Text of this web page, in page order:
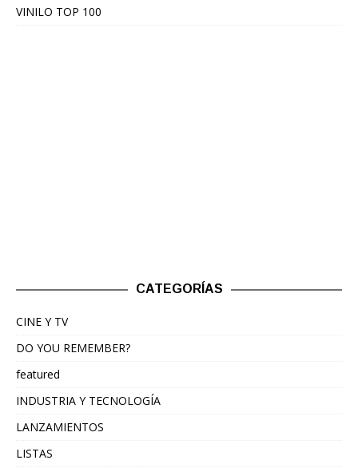
VINILO TOP 100
CATEGORÍAS
CINE Y TV
DO YOU REMEMBER?
featured
INDUSTRIA Y TECNOLOGÍA
LANZAMIENTOS
LISTAS